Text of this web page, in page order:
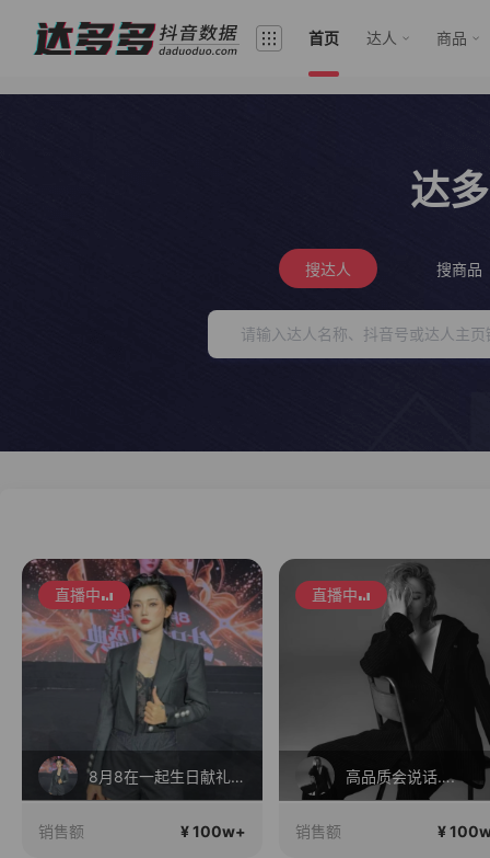
首页 达人 商品
达
搜达人 搜商品
直播中
8月8在一起生日献礼盛典
销售额 ¥ 100w+
直播中
高品质会说话….
销售额 ¥